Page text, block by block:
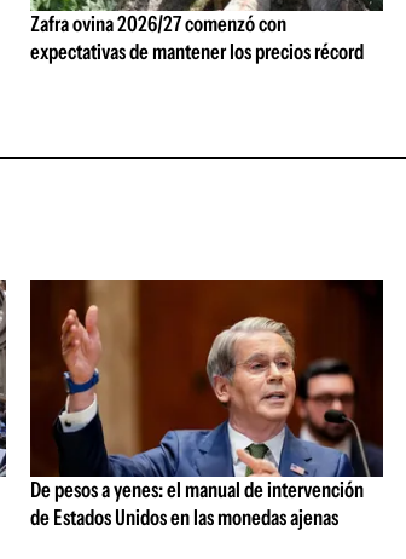
Zafra ovina 2026/27 comenzó con
expectativas de mantener los precios récord
De pesos a yenes: el manual de intervención
de Estados Unidos en las monedas ajenas